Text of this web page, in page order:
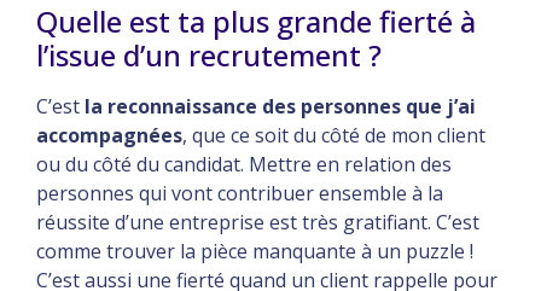
Quelle est ta plus grande fierté à
l’issue d’un recrutement ?
C’est la reconnaissance des personnes que j’ai
accompagnées, que ce soit du côté de mon client
ou du côté du candidat. Mettre en relation des
personnes qui vont contribuer ensemble à la
réussite d’une entreprise est très gratifiant. C’est
comme trouver la pièce manquante à un puzzle !
C’est aussi une fierté quand un client rappelle pour